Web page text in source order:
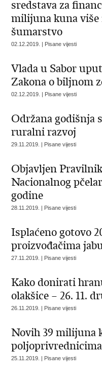
sredstava za
milijuna kuna
šumarstvo
02.12.2019. | Pisane vijesti
Vlada u Sabor
Zakona o biljnom
02.12.2019. | Pisane vijesti
Održana godišnja
ruralni razvoj
29.11.2019. | Pisane vijesti
Objavljen
Nacionalnog
godine
28.11.2019. | Pisane vijesti
Isplaćeno gotovo
proizvođačima
27.11.2019. | Pisane vijesti
Kako donirati
olakšice – 26. 11.
26.11.2019. | Pisane vijesti
Novih 39 milijuna
poljoprivrednicima
25.11.2019. | Pisane vijesti